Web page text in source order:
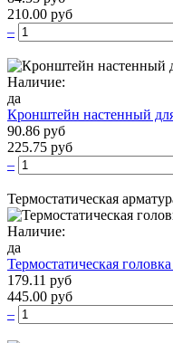
210.00 руб
–
Наличие:
да
Кронштейн настенный
90.86 руб
225.75 руб
–
Термостатическая
Наличие:
да
Термостатическая
179.11 руб
445.00 руб
–